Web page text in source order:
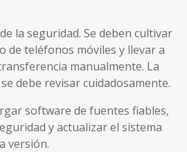
la seguridad. Se deben cultivar
de teléfonos móviles y llevar a
manualmente. La
debe revisar cuidadosamente.
software de fuentes fiables,
y actualizar el sistema
versión.